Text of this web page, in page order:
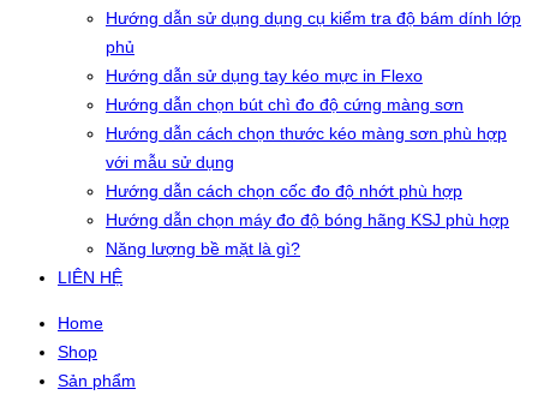
Hướng dẫn sử dụng dụng cụ kiểm tra độ bám dính lớp
phủ
Hướng dẫn sử dụng tay kéo mực in Flexo
Hướng dẫn chọn bút chì đo độ cứng màng sơn
Hướng dẫn cách chọn thước kéo màng sơn phù hợp
với mẫu sử dụng
Hướng dẫn cách chọn cốc đo độ nhớt phù hợp
Hướng dẫn chọn máy đo độ bóng hãng KSJ phù hợp
Năng lượng bề mặt là gì?
LIÊN HỆ
Home
Shop
Sản phẩm